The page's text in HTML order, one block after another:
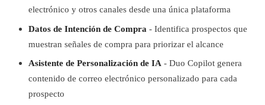
electrónico y otros canales desde una única plataforma
Datos de Intención de Compra - Identifica prospectos que
muestran señales de compra para priorizar el alcance
Asistente de Personalización de IA - Duo Copilot genera
contenido de correo electrónico personalizado para cada
prospecto